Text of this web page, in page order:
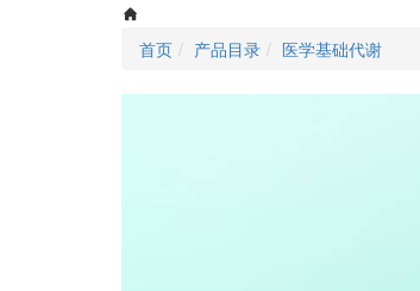
首页 产品目录 医学基础代谢